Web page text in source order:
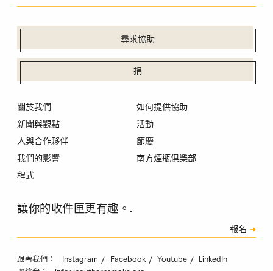
尋求協助
捐
關於我們
新聞與觀點
人與合作夥伴
我們的影響
程式
如何提供協助
活動
節慶
南方煙瓶俱樂部
讓你的收件匣更有趣。.
報名
跟著我們： Instagram Facebook Youtube LinkedIn